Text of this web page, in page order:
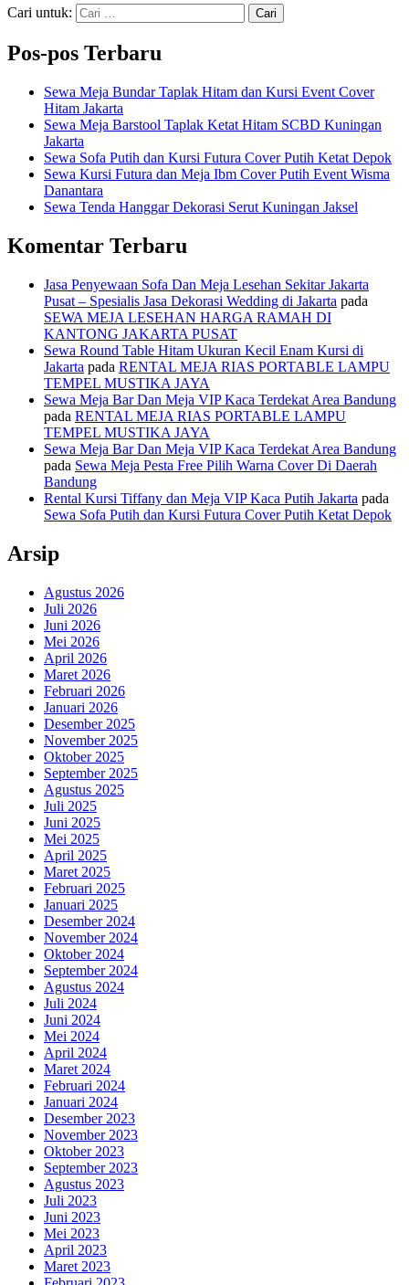
Cari untuk:
Pos-pos Terbaru
Sewa Meja Bundar Taplak Hitam dan Kursi Event Cover
Hitam Jakarta
Sewa Meja Barstool Taplak Ketat Hitam SCBD Kuningan
Jakarta
Sewa Sofa Putih dan Kursi Futura Cover Putih Ketat Depok
Sewa Kursi Futura dan Meja Ibm Cover Putih Event Wisma
Danantara
Sewa Tenda Hanggar Dekorasi Serut Kuningan Jaksel
Komentar Terbaru
Jasa Penyewaan Sofa Dan Meja Lesehan Sekitar Jakarta
Pusat – Spesialis Jasa Dekorasi Wedding di Jakarta pada
SEWA MEJA LESEHAN HARGA RAMAH DI
KANTONG JAKARTA PUSAT
Sewa Round Table Hitam Ukuran Kecil Enam Kursi di
Jakarta pada RENTAL MEJA RIAS PORTABLE LAMPU
TEMPEL MUSTIKA JAYA
Sewa Meja Bar Dan Meja VIP Kaca Terdekat Area Bandung
pada RENTAL MEJA RIAS PORTABLE LAMPU
TEMPEL MUSTIKA JAYA
Sewa Meja Bar Dan Meja VIP Kaca Terdekat Area Bandung
pada Sewa Meja Pesta Free Pilih Warna Cover Di Daerah
Bandung
Rental Kursi Tiffany dan Meja VIP Kaca Putih Jakarta pada
Sewa Sofa Putih dan Kursi Futura Cover Putih Ketat Depok
Arsip
Agustus 2026
Juli 2026
Juni 2026
Mei 2026
April 2026
Maret 2026
Februari 2026
Januari 2026
Desember 2025
November 2025
Oktober 2025
September 2025
Agustus 2025
Juli 2025
Juni 2025
Mei 2025
April 2025
Maret 2025
Februari 2025
Januari 2025
Desember 2024
November 2024
Oktober 2024
September 2024
Agustus 2024
Juli 2024
Juni 2024
Mei 2024
April 2024
Maret 2024
Februari 2024
Januari 2024
Desember 2023
November 2023
Oktober 2023
September 2023
Agustus 2023
Juli 2023
Juni 2023
Mei 2023
April 2023
Maret 2023